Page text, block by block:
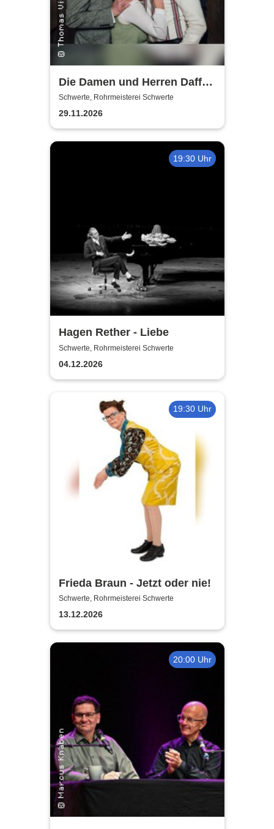
Die Damen und Herren Daffke
|Wie werde ich reich und
glücklich?
Schwerte, Rohrmeisterei Schwerte
29.11.2026
19:30 Uhr
Hagen Rether - Liebe
Schwerte, Rohrmeisterei Schwerte
04.12.2026
19:30 Uhr
Frieda Braun - Jetzt oder nie!
Schwerte, Rohrmeisterei Schwerte
13.12.2026
20:00 Uhr